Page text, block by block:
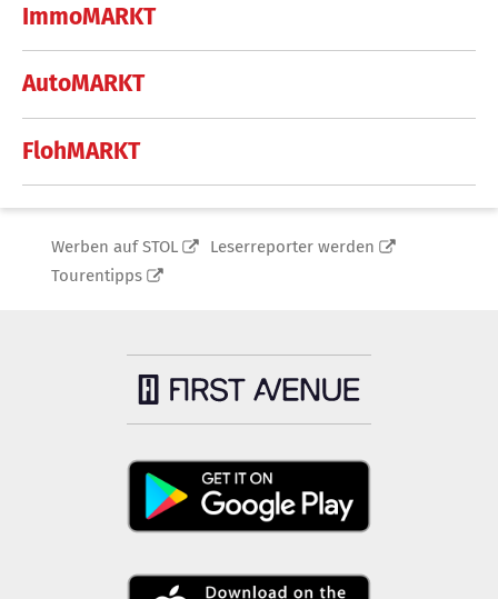
ImmoMARKT
AutoMARKT
FlohMARKT
Werben auf STOL
Leserreporter werden
Tourentipps